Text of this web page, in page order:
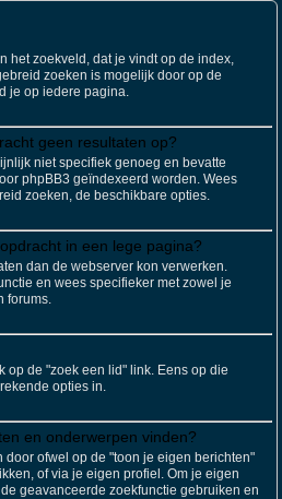
het zoekveld, dat je vindt op de index,
zoeken is mogelijk door op de
je op iedere pagina.
geen resultaten op?
niet specifiek genoeg en bevatte
phpBB3 geïndexeerd worden. Wees
zoeken, de beschikbare opties.
in een lege pagina?
dan de webserver kon verwerken.
en wees specifieker met zowel je
forums.
op de "zoek een lid" link. Eens op die
opties in.
en onderwerpen vinden?
ofwel op de "toon je eigen berichten"
of via je eigen profiel. Om je eigen
geavanceerde zoekfunctie gebruiken en